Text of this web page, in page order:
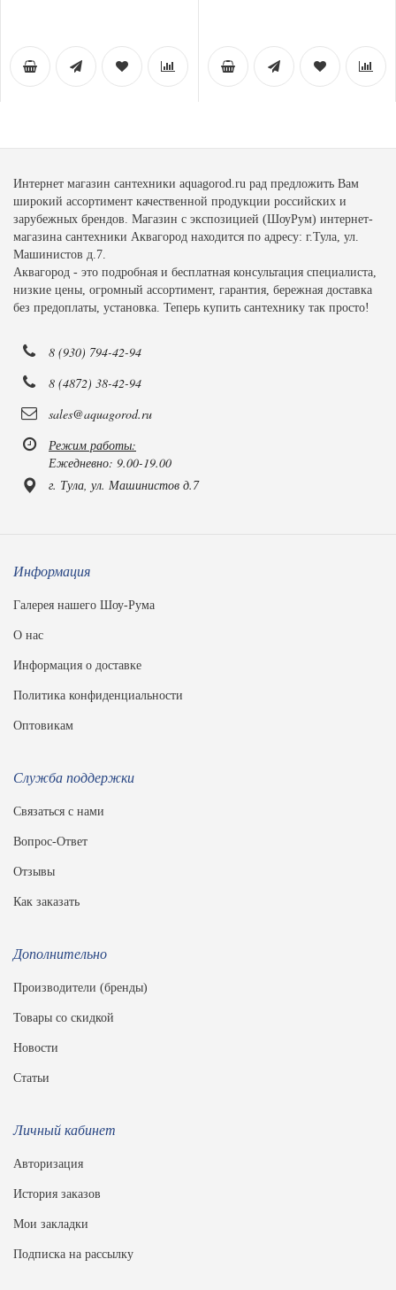
Интернет магазин сантехники aquagorod.ru рад предложить Вам
широкий ассортимент качественной продукции российских и
зарубежных брендов. Магазин с экспозицией (ШоуРум) интернет-
магазина сантехники Аквагород находится по адресу: г.Тула, ул.
Машинистов д.7.
Аквагород - это подробная и бесплатная консультация специалиста,
низкие цены, огромный ассортимент, гарантия, бережная доставка
без предоплаты, установка. Теперь купить сантехнику так просто!
8 (930) 794-42-94
8 (4872) 38-42-94
sales@aquagorod.ru
Режим работы:
Ежедневно: 9.00-19.00
г. Тула, ул. Машинистов д.7
Информация
Галерея нашего Шоу-Рума
О нас
Информация о доставке
Политика конфиденциальности
Оптовикам
Служба поддержки
Связаться с нами
Вопрос-Ответ
Отзывы
Как заказать
Дополнительно
Производители (бренды)
Товары со скидкой
Новости
Статьи
Личный кабинет
Авторизация
История заказов
Мои закладки
Подписка на рассылку